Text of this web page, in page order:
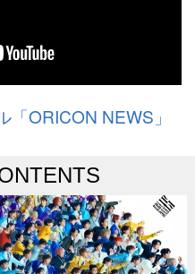
ORICON NEWS」